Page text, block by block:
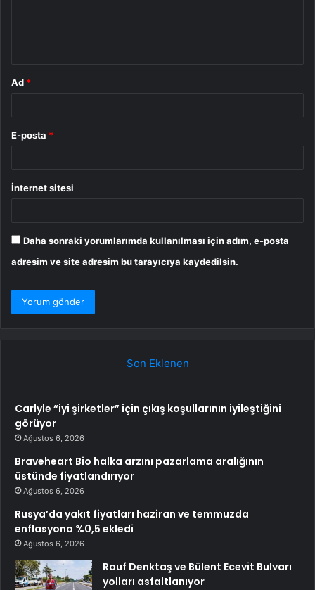
Ad *
E-posta *
İnternet sitesi
Daha sonraki yorumlarımda kullanılması için adım, e-posta
adresim ve site adresim bu tarayıcıya kaydedilsin.
Son Eklenen
Carlyle “iyi şirketler” için çıkış koşullarının iyileştiğini
görüyor
Ağustos 6, 2026
Braveheart Bio halka arzını pazarlama aralığının
üstünde fiyatlandırıyor
Ağustos 6, 2026
Rusya’da yakıt fiyatları haziran ve temmuzda
enflasyona %0,5 ekledi
Ağustos 6, 2026
Rauf Denktaş ve Bülent Ecevit Bulvarı
yolları asfaltlanıyor